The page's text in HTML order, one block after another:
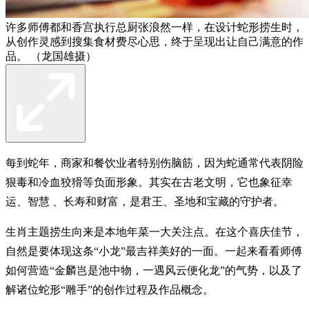
许多师傅都和香宫执行总厨张浪然一样，在设计蛇形捞生时，
从创作灵感到搜集食材费尽心思，终于呈现出让自己满意的作
品。 （龙国雄摄）
每到蛇年，商家和餐饮业者特别伤脑筋，因为蛇通常代表阴险
狠毒和冷血狡猾等负面形象。其实在古老文明，它也象征幸
运、智慧 、长寿和财富，是君王、圣地和宝藏的守护者。
生肖主题捞生向来是本地年菜一大关注点。在这个喜庆佳节，
自然是要体现这条“小龙”最吉祥美好的一面。一起来看看师傅
如何营造“金麟岂是池中物，一遇风云便化龙”的气势，以及了
解诸位蛇形“雕手”的创作过程及作品概念。